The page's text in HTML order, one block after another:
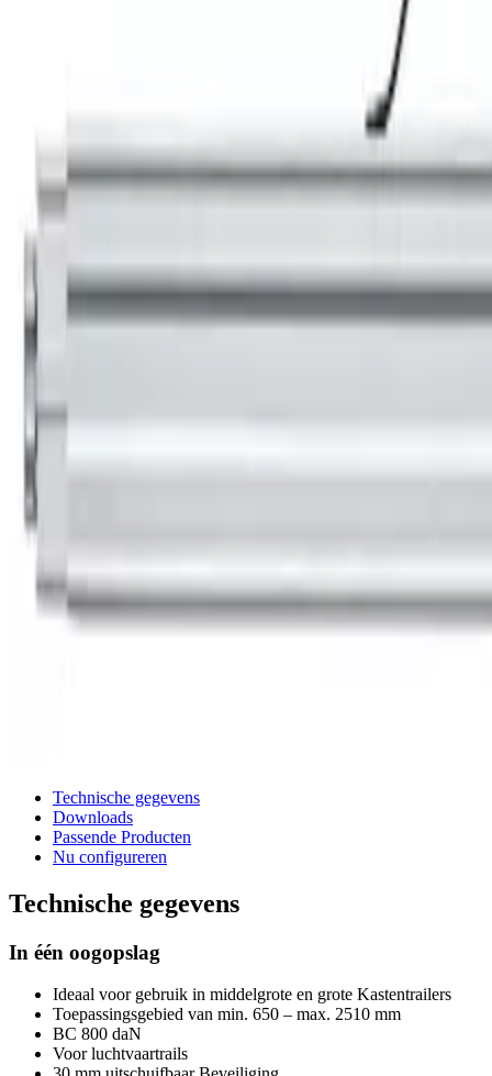
Technische gegevens
Downloads
Passende Producten
Nu configureren
Technische gegevens
In één oogopslag
Ideaal voor gebruik in middelgrote en grote Kastentrailers
Toepassingsgebied van min. 650 – max. 2510 mm
BC 800 daN
Voor luchtvaartrails